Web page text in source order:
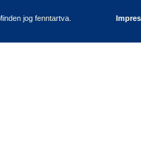
jog fenntartva.